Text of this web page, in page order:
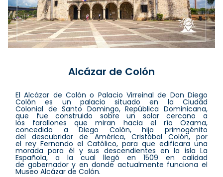
Alcázar de Colón
El Alcázar de Colón o Palacio Virreinal de Don Diego
Colón es un palacio situado en la Ciudad
Colonial de Santo Domingo, República Dominicana,
que fue construido sobre un solar cercano a
los farallones que miran hacia el río Ozama,
concedido a Diego Colón, hijo primogénito
del descubridor de América, Cristóbal Colón, por
el rey Fernando el Católico, para que edificara una
morada para él y sus descendientes en la isla La
Española, a la cual llegó en 1509 en calidad
de gobernador y en donde actualmente funciona el
Museo Alcázar de Colón.